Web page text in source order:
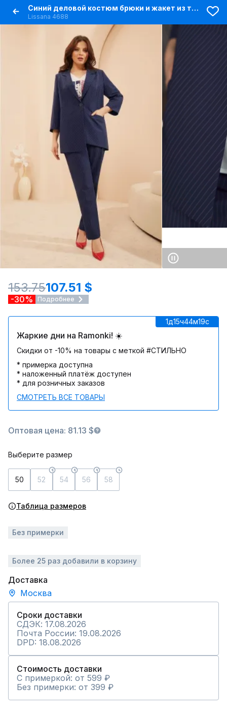
Синий деловой костюм брюки и жакет из текстильной ткани
Lissana 4688
153.75107.51 $
-30% Подробнее
1д15ч44м19c
Жаркие дни на Ramonki! ☀️
Скидки от -10% на товары с меткой #СТИЛЬНО
* примерка доступна
* наложенный платёж доступен
* для розничных заказов
СМОТРЕТЬ ВСЕ ТОВАРЫ
Оптовая цена: 81.13 $
Выберите размер
50 52 54 56 58
Таблица размеров
Без примерки
Более 25 раз добавили в корзину
Доставка
Москва
Сроки доставки
СДЭК: 17.08.2026
Почта России: 19.08.2026
DPD: 18.08.2026
Стоимость доставки
С примеркой: от 599 ₽
Без примерки: от 399 ₽